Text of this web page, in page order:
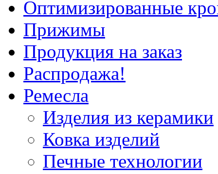
Оптимизированные
Прижимы
Продукция на заказ
Распродажа!
Ремесла
Изделия из керамики
Ковка изделий
Печные технологии